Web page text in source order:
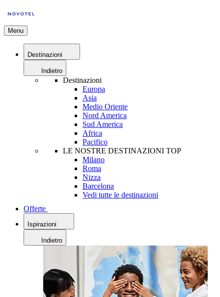
Menu
Destinazioni
Indietro
Destinazioni
Europa
Asia
Medio Oriente
Nord America
Sud America
Africa
Pacifico
LE NOSTRE DESTINAZIONI TOP
Milano
Roma
Nizza
Barcelona
Vedi tutte le destinazioni
Offerte
Ispirazioni
Indietro